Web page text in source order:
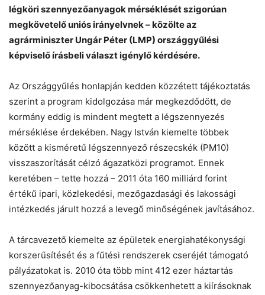
légköri szennyezőanyagok mérséklését szigorúan
megkövetelő uniós irányelvnek – közölte az
agrárminiszter Ungár Péter (LMP) országgyűlési
képviselő írásbeli választ igénylő kérdésére.
Az Országgyűlés honlapján kedden közzétett tájékoztatás
szerint a program kidolgozása már megkezdődött, de
kormány eddig is mindent megtett a légszennyezés
mérséklése érdekében. Nagy István kiemelte többek
között a kisméretű légszennyező részecskék (PM10)
visszaszorítását célzó ágazatközi programot. Ennek
keretében – tette hozzá – 2011 óta 160 milliárd forint
értékű ipari, közlekedési, mezőgazdasági és lakossági
intézkedés járult hozzá a levegő minőségének javításához.
A tárcavezető kiemelte az épületek energiahatékonysági
korszerűsítését és a fűtési rendszerek cseréjét támogató
pályázatokat is. 2010 óta több mint 412 ezer háztartás
szennyezőanyag-kibocsátása csökkenhetett a kiírásoknak
Chat Mr wAIste